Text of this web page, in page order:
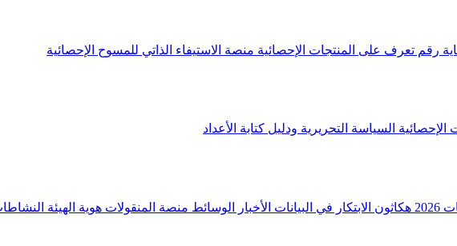
رقم تعرف على المنتجات الإحصائية منصة الاستيفاء الذاتي للمسوح الإحصائية
السياسة التحريرية ودليل كتابة الأعداد
هكاثون الابتكار في البيانات الأخبار الوسائط منصة المنقولات هوية الهيئة